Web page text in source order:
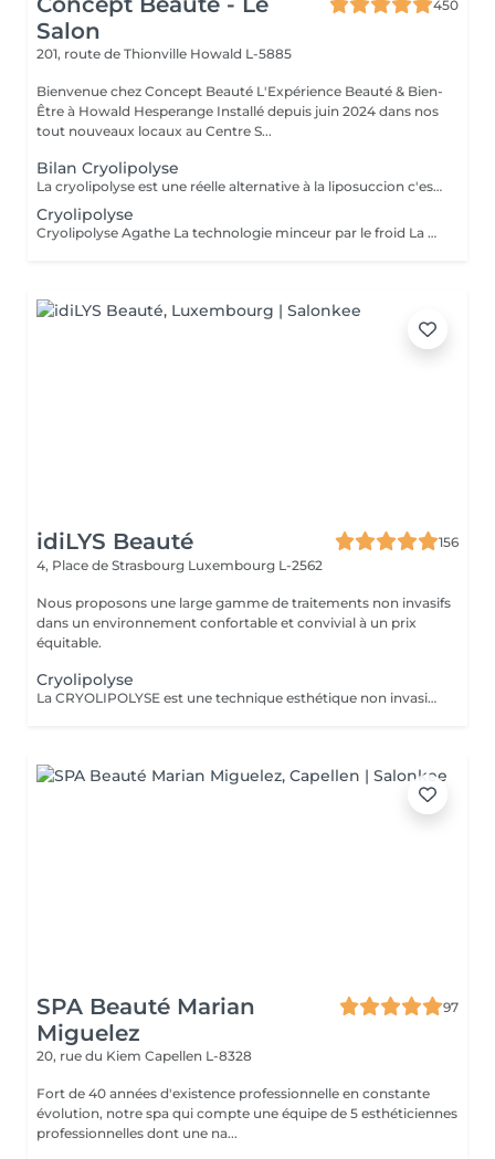
Salon
450
201, route de Thionville Howald L-5885
Bienvenue chez Concept Beauté L'Expérience Beauté & Bien-
Être à Howald Hesperange Installé depuis juin 2024 dans nos
tout nouveaux locaux au Centre S...
Bilan Cryolipolyse
La cryolipolyse est une réelle alternative à la liposuccion c'est une méthode radicale, unique et non invasive qui détruit la graisse par le froid. Cette technique est utilisée pour redessiner votre silhouette et gommer la cellulite. Idéale pour le ventre, les poignées d'amour sur les hanches, les fesses et la culotte de cheval mais aussi l'interieur des cuisses et des bras.
Cryolipolyse
Cryolipolyse Agathe La technologie minceur par le froid La Cryolipolyse est une technique innovante qui utilise le froid contrôlé pour éliminer définitivement les cellules graisseuses (adipocytes) de façon ciblée et naturelle. Grâce à l'appareil Agathe, dernière génération réelle alternative à la liposuccion, nous offrons une méthode efficace et non invasive pour remodeler la silhouette et affiner les zones rebelles dès la première séance. Les zones traitées Nous ciblons les zones où les amas graisseux sont les plus tenaces et difficiles à éliminer avec le sport ou l'alimentation : - Ventre & Bas du ventre : Réduit la graisse abdominale et améliore le galbe du ventre. - Poignées d'amour : Affine la taille et redessine les contours. - Culotte de cheval : Atténue les amas graisseux sur les hanches et les fesses. - Intérieur des cuisses : Permet d'affiner et d'harmoniser la silhouette des jambes. - Bras : Cible le relâchement cutané et sculpte les bras. - Double menton : Redéfinit l'ovale du visage et affine le cou. Quels résultats attendre EN UNE SEULE SÉANCE ? * Réduction visible des amas graisseux grâce à la destruction des cellules adipeuses. * Peau plus lisse et raffermie, grâce à l'effet tenseur du froid sur les tissus. * Perte de centimètres sur la zone traitée (les premiers résultats sont visibles après 3 à 4 semaines, avec un effet optimal en 6 à 8 semaines). * Résultats durables : Les cellules graisseuses éliminées ne reviennent pas si une bonne hygiène de vie est maintenue. Un bilan personnalisé est réalisé avant chaque séance pour définir votre programme minceur et adapter le traitement à vos besoins.
idiLYS Beauté
156
4, Place de Strasbourg Luxembourg L-2562
Nous proposons une large gamme de traitements non invasifs
dans un environnement confortable et convivial à un prix
équitable.
Cryolipolyse
La CRYOLIPOLYSE est une technique esthétique non invasive qui utilise le froid pour réduire les amas graisseux localisés. La LUMINOTHÉRAPIE du visage consiste à exposer la peau à des lumières LED afin de stimuler le renouvellement cellulaire et améliorer l'éclat du teint.
SPA Beauté Marian
Miguelez
97
20, rue du Kiem Capellen L-8328
Fort de 40 années d'existence professionnelle en constante
évolution, notre spa qui compte une équipe de 5 esthéticiennes
professionnelles dont une na...